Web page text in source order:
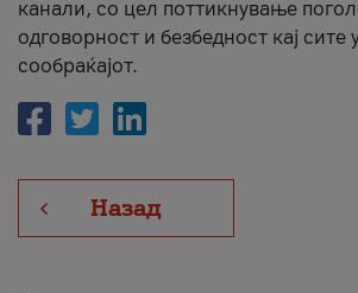
канали, со цел поттикнување
одговорност и безбедност кај сите
сообраќајот.
Назад